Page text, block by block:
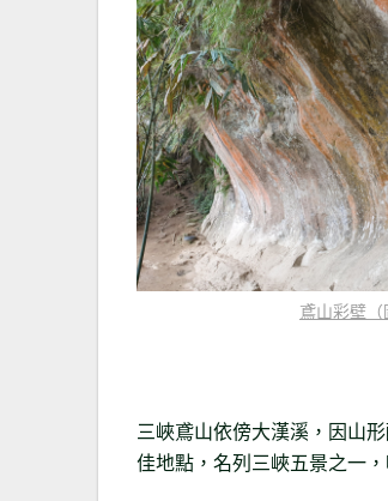
鳶山彩壁（
三峽鳶山依傍大漢溪，因山
佳地點，名列三峽五景之一